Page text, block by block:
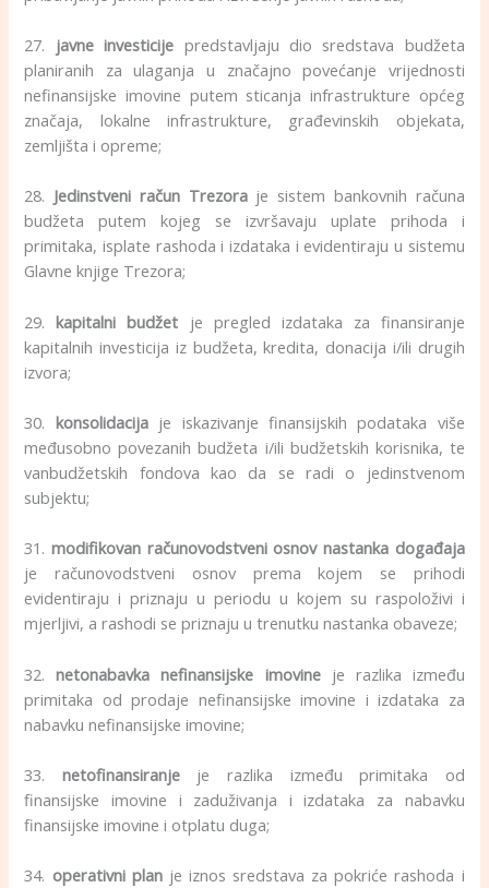
27. javne investicije predstavljaju dio sredstava budžeta
planiranih za ulaganja u značajno povećanje vrijednosti
nefinansijske imovine putem sticanja infrastrukture općeg
značaja, lokalne infrastrukture, građevinskih objekata,
zemljišta i opreme;
28. Jedinstveni račun Trezora je sistem bankovnih računa
budžeta putem kojeg se izvršavaju uplate prihoda i
primitaka, isplate rashoda i izdataka i evidentiraju u sistemu
Glavne knjige Trezora;
29.kapitalni budžet je pregled izdataka za finansiranje
kapitalnih investicija iz budžeta, kredita, donacija i/ili drugih
izvora;
30. konsolidacija je iskazivanje finansijskih podataka više
međusobno povezanih budžeta i/ili budžetskih korisnika, te
vanbudžetskih fondova kao da se radi o jedinstvenom
subjektu;
31.modifikovan računovodstveni osnov nastanka događaja
je računovodstveni osnov prema kojem se prihodi
evidentiraju i priznaju u periodu u kojem su raspoloživi i
mjerljivi, a rashodi se priznaju u trenutku nastanka obaveze;
32.netonabavka nefinansijske imovine je razlika između
primitaka od prodaje nefinansijske imovine i izdataka za
nabavku nefinansijske imovine;
33. netofinansiranje je razlika između primitaka od
finansijske imovine i zaduživanja i izdataka za nabavku
finansijske imovine i otplatu duga;
34. operativni plan je iznos sredstava za pokriće rashoda i